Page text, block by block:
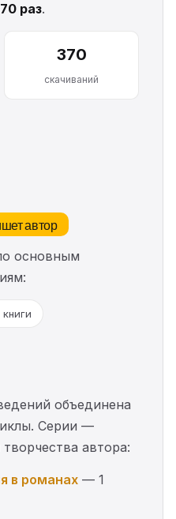
раз.
370
скачиваний
автор
основным
объединена
Серии —
автора:
в романах — 1